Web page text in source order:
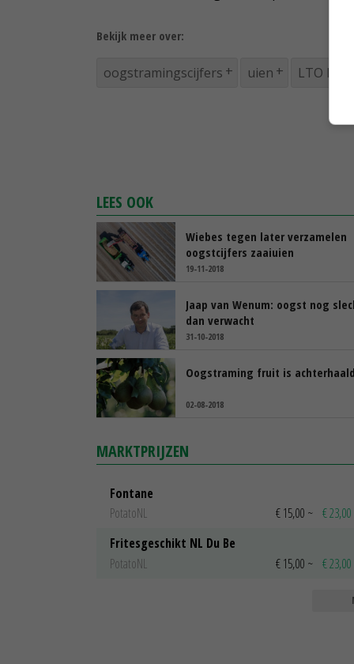
Bekijk meer over:
oogstramingscijfers uien LTO
LEES OOK
Wiebes tegen later verzamelen
oogstcijfers zaaiuien
19-11-2018
Jaap van Wenum: oogst nog
dan verwacht
31-10-2018
Oogstraming fruit is achterhaald
02-08-2018
MARKTPRIJZEN
Fontane
PotatoNL
€ 15,00 ~ € 23,00
Fritesgeschikt NL Du Be
PotatoNL
€ 15,00 ~ € 23,00